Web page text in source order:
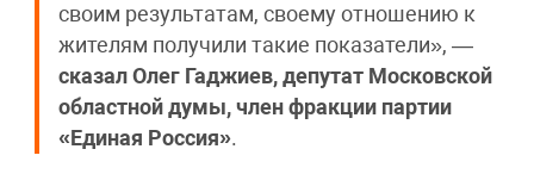
своим результатам, своему отношению к
жителям получили такие показатели», —
сказал Олег Гаджиев, депутат Московской
областной думы, член фракции партии
«Единая Россия».